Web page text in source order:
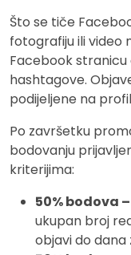
Što se tiče
fotografiju ili video
Facebook
hashtagove.
podijeljene na
Po završetku
bodovanju
kriterijima:
50% bodova
ukupan broj
objavi do